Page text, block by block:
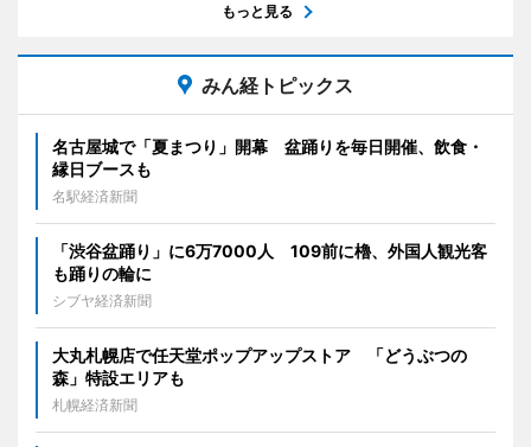
もっと見る
みん経トピックス
名古屋城で「夏まつり」開幕 盆踊りを毎日開催、飲食・
縁日ブースも
名駅経済新聞
「渋谷盆踊り」に6万7000人 109前に櫓、外国人観光客
も踊りの輪に
シブヤ経済新聞
大丸札幌店で任天堂ポップアップストア 「どうぶつの
森」特設エリアも
札幌経済新聞